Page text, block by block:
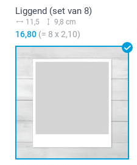
Liggend (set van 8)
11,5 9,8 cm
16,80 (= 8 x 2,10)